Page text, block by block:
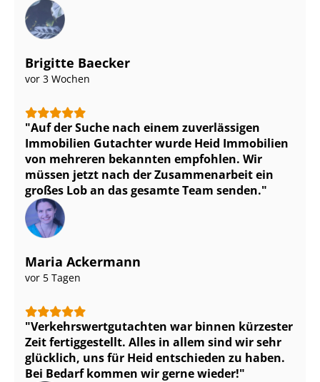
Brigitte Baecker
vor 3 Wochen
Auf der Suche nach einem zuverlässigen
Immobilien Gutachter wurde Heid Immobilien
von mehreren bekannten empfohlen. Wir
müssen jetzt nach der Zusammenarbeit ein
großes Lob an das gesamte Team senden.
Maria Ackermann
vor 5 Tagen
Ver­kehrs­wert­gut­ach­ten war binnen kürzester
Zeit fertiggestellt. Alles in allem sind wir sehr
glücklich, uns für Heid entschieden zu haben.
Bei Bedarf kommen wir gerne wieder!